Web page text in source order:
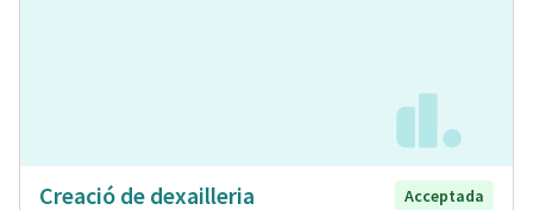
Creació de dexailleria
Acceptada